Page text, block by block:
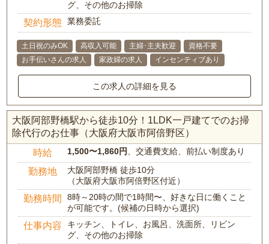
グ、その他のお掃除
契約形態 業務委託
土日祝のみOK 高収入可能 主婦･主夫歓迎
資格不要
お手伝いさんの求人
家政婦の求人 インセンティブあり
この求人の詳細を見る
大阪阿部野橋駅から徒歩10分！1LDK一戸建てでのお掃
除代行のお仕事（大阪府大阪市阿倍野区）
時給 1,500〜1,860円 、交通費支給、前払い制度あり
勤務地
大阪阿部野橋 徒歩10分
（大阪府大阪市阿倍野区付近）
勤務時間
8時～20時の間で1時間〜、好きな日に働くこと
が可能です。(候補の日時から選択)
仕事内容
キッチン、トイレ、お風呂、洗面所、リビン
グ、その他のお掃除